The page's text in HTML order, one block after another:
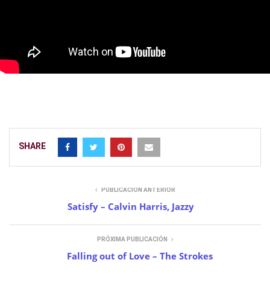
SHARE
PUBLICACIÓN ANTERIOR
Satisfy – Calvin Harris, Jazzy
PRÓXIMA PUBLICACIÓN
Falling out of Love – The Strokes